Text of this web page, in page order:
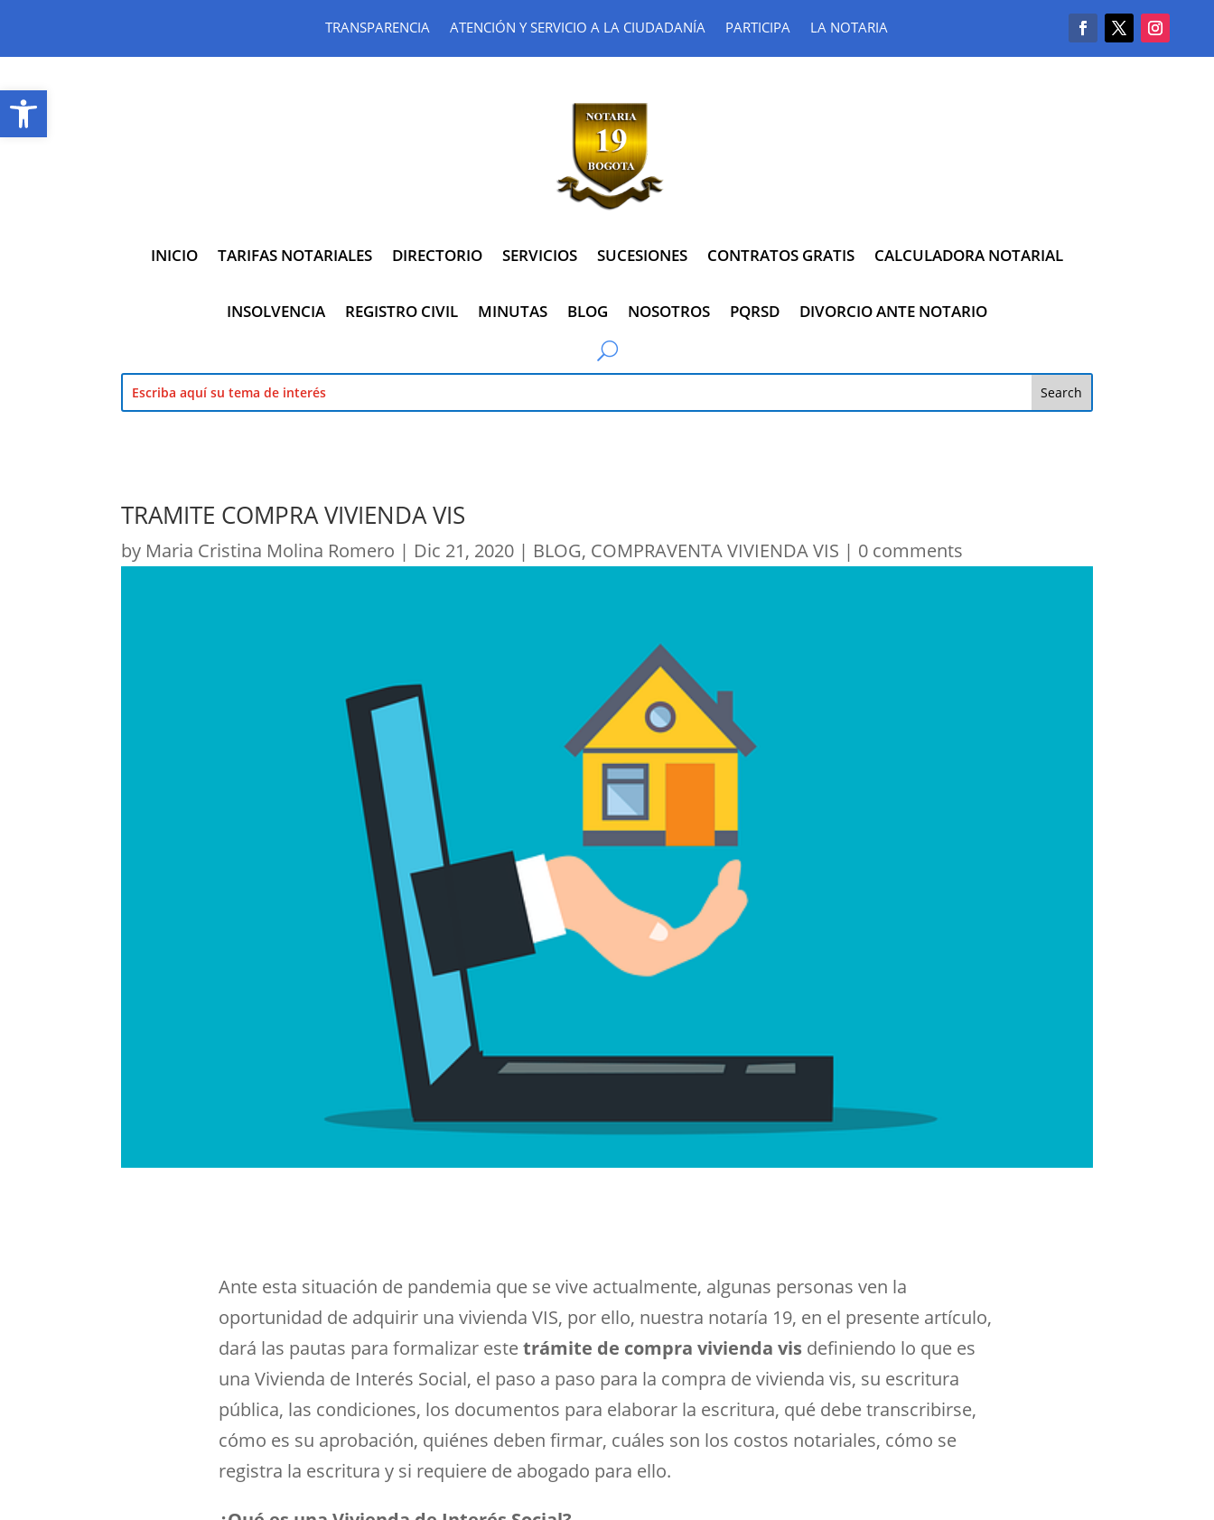
Abrir barra de herramientas
TRANSPARENCIA ATENCIÓN Y SERVICIO A LA CIUDADANÍA PARTICIPA LA NOTARIA
INICIO TARIFAS NOTARIALES DIRECTORIO SERVICIOS SUCESIONES CONTRATOS GRATIS CALCULADORA NOTARIAL
INSOLVENCIA REGISTRO CIVIL MINUTAS BLOG NOSOTROS PQRSD DIVORCIO ANTE NOTARIO
TRAMITE COMPRA VIVIENDA VIS
by Maria Cristina Molina Romero | Dic 21, 2020 | BLOG, COMPRAVENTA VIVIENDA VIS | 0 comments
Ante esta situación de pandemia que se vive actualmente, algunas personas ven la
oportunidad de adquirir una vivienda VIS, por ello, nuestra notaría 19, en el presente artículo,
dará las pautas para formalizar estetrámite de compra vivienda visdefiniendo lo que es
una Vivienda de Interés Social, el paso a paso para la compra de vivienda vis, su escritura
pública, las condiciones, los documentos para elaborar la escritura, qué debe transcribirse,
cómo es su aprobación, quiénes deben firmar, cuáles son los costos notariales, cómo se
registra la escritura y si requiere de abogado para ello.